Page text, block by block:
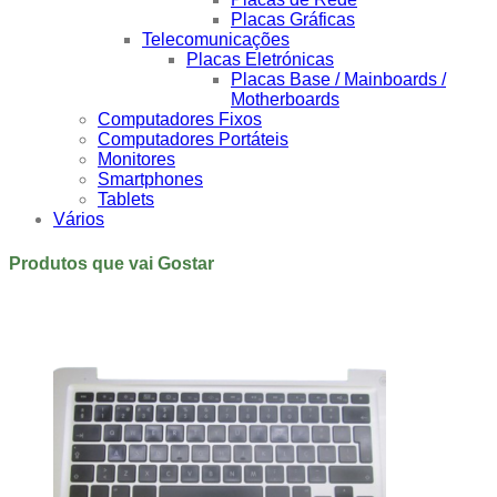
Placas Gráficas
Telecomunicações
Placas Eletrónicas
Placas Base / Mainboards /
Motherboards
Computadores Fixos
Computadores Portáteis
Monitores
Smartphones
Tablets
Vários
Produtos que vai Gostar